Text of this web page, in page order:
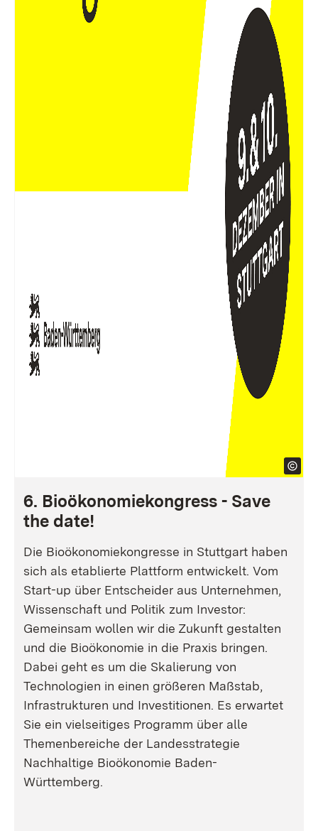
6. Bioökonomiekongress - Save
the date!
Die Bioökonomiekongresse in Stuttgart haben
sich als etablierte Plattform entwickelt. Vom
Start-up über Entscheider aus Unternehmen,
Wissenschaft und Politik zum Investor:
Gemeinsam wollen wir die Zukunft gestalten
und die Bioökonomie in die Praxis bringen.
Dabei geht es um die Skalierung von
Technologien in einen größeren Maßstab,
Infrastrukturen und Investitionen. Es erwartet
Sie ein vielseitiges Programm über alle
Themenbereiche der Landesstrategie
Nachhaltige Bioökonomie Baden-
Württemberg.